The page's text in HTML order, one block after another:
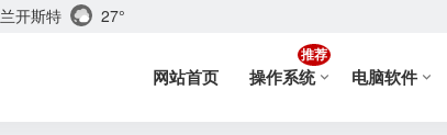
兰开斯特 27°
网站首页 操作系统
推荐
电脑软件